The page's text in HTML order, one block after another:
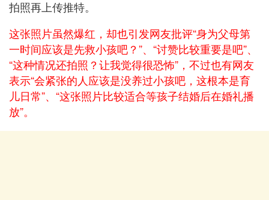
拍照再上传推特。
这张照片虽然爆红，却也引发网友批评“身为父母第
一时间应该是先救小孩吧？”、“讨赞比较重要是吧”、
“这种情况还拍照？让我觉得很恐怖”，不过也有网友
表示“会紧张的人应该是没养过小孩吧，这根本是育
儿日常”、“这张照片比较适合等孩子结婚后在婚礼播
放”。